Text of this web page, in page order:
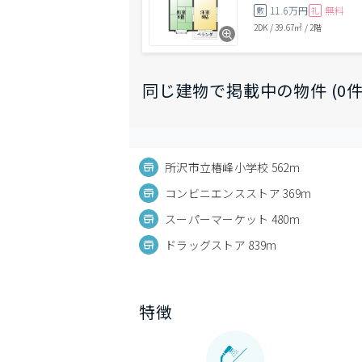
敷 11.6万円 礼 無料
2DK /39.67㎡ / 2階
同じ建物で掲載中の物件 (0
所沢市立椿峰小学校 562m
コンビニエンスストア 369m
スーパーマーケット 480m
ドラッグストア 839m
特徴